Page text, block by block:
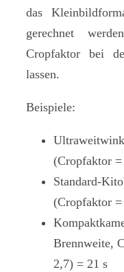
das
gerechnet
Cropfaktor bei
lassen.
Beispiele:
(Cropfaktor
Standard-
(Cropfaktor
Brennweite,
2,7) = 21 s